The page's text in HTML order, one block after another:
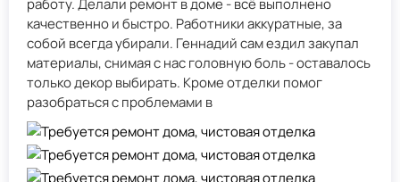
работу. Делали ремонт в доме - всё выполнено
качественно и быстро. Работники аккуратные, за
собой всегда убирали. Геннадий сам ездил закупал
материалы, снимая с нас головную боль - оставалось
только декор выбирать. Кроме отделки помог
разобраться с проблемами в